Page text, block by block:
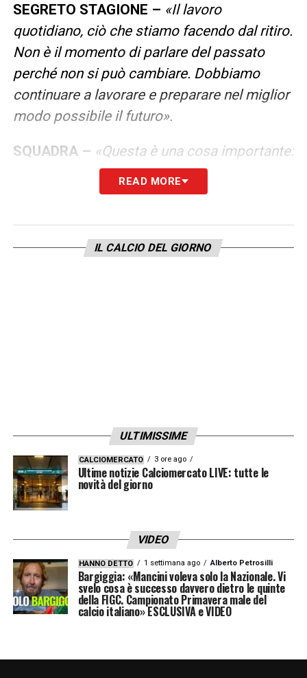
SEGRETO STAGIONE – «Il lavoro
quotidiano, ciò che stiamo facendo dal ritiro.
Non è il momento di parlare del passato
perché non si può cambiare. Dobbiamo
continuare a lavorare e preparare nel miglior
modo possibile il futuro».
SQUADRA – «Questa è una cosa importante:
se non si subisce gol è più facile
raggiungere la vittoria. Speriamo di dare
domenica. Sono due partite molto difficili,
ma la squadra sta bene e farà di tutto per
SCUDETTO – «Ho parlato solo di finale
diverso per non allungarmi in questo
discorso. Faremo il massimo, ci sono
buono per tutta la città, per tutte le persone
coinvolte nel mondo Napoli. Mi fermo qui».
CONCORRENTI – «L’Inter è campione in
carica e una delle squadre più forti del
qualsiasi tipo di squadra fuori, siamo solo
READ MORE
IL CALCIO DEL GIORNO
ULTIMISSIME
CALCIOMERCATO 3 ore ago
Ultime notizie Calciomercato LIVE: tutte le
novità del giorno
VIDEO
HANNO DETTO 1 settimana ago Alberto Petrosilli
Bargiggia: «Mancini voleva solo la Nazionale. Vi
svelo cosa è successo davvero dietro le quinte
della FIGC. Campionato Primavera male del
calcio italiano» ESCLUSIVA e VIDEO